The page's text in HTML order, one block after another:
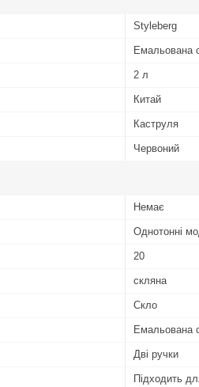
Styleberg
Емальована
2 л
Китай
Каструля
Червоний
Немає
Однотонні
20
скляна
Скло
Емальована
Дві ручки
Підходить